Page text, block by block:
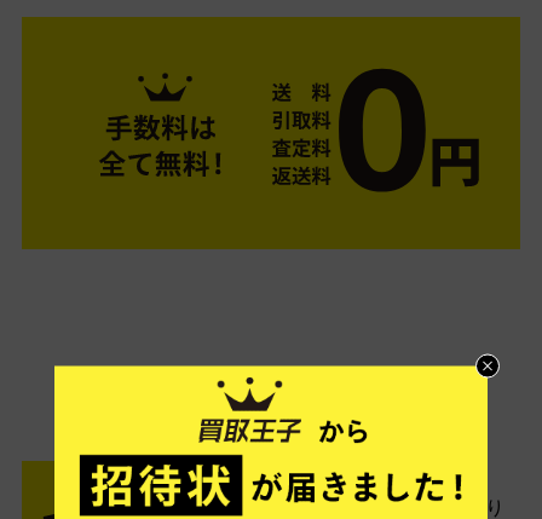
ご利用は簡単3ステップ
- FLOW -
STEP1 お申込み・梱包
ネットでお申込みしたら、箱に売り